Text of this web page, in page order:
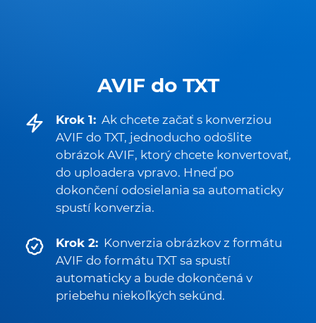
AVIF do TXT
Krok 1: Ak chcete začať s konverziou
AVIF do TXT, jednoducho odošlite
obrázok AVIF, ktorý chcete konvertovať,
do uploadera vpravo. Hneď po
dokončení odosielania sa automaticky
spustí konverzia.
Krok 2: Konverzia obrázkov z formátu
AVIF do formátu TXT sa spustí
automaticky a bude dokončená v
priebehu niekoľkých sekúnd.